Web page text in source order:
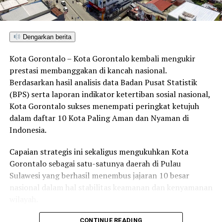
Sesi ini merupakan ajang saling berbagi informasi
tentang inovasi dan praktek terbaik pelestarian dan
pengelolaan lingkungan hidup untuk mendukung
pencapaian target SDGs hingga tahun 2030.
Center Universitas Hasanuddin Makassar yang mengkaji
keterkaitan isu lingkungan hidup dengan target
pencapaian kesejahteraan masyarakat. Pembicara
lainnya membahas Plus-Minus Kabupaten Konservasi
Bolango, Ishak Ntoma.
Dengarkan berita
Kota Gorontalo – Kota Gorontalo kembali mengukir
prestasi membanggakan di kancah nasional.
Berdasarkan hasil analisis data Badan Pusat Statistik
(BPS) serta laporan indikator ketertiban sosial nasional,
Kota Gorontalo sukses menempati peringkat ketujuh
dalam daftar 10 Kota Paling Aman dan Nyaman di
Indonesia.
Capaian strategis ini sekaligus mengukuhkan Kota
Gorontalo sebagai satu-satunya daerah di Pulau
Sulawesi yang berhasil menembus jajaran 10 besar
nasional dalam hal stabilitas keamanan dan kenyamanan
CONTINUE READING